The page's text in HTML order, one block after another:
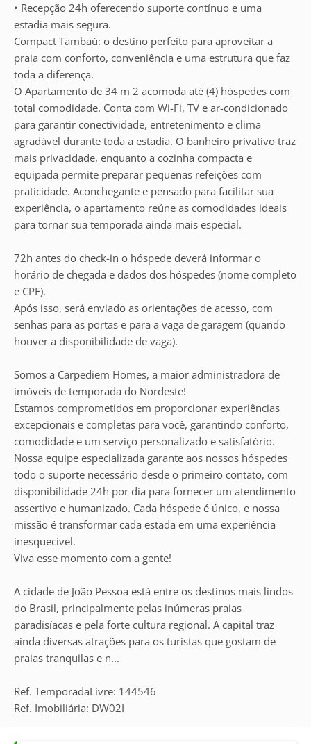
• Recepção 24h oferecendo suporte contínuo e uma
estadia mais segura.
Compact Tambaú: o destino perfeito para aproveitar a
praia com conforto, conveniência e uma estrutura que faz
toda a diferença.
O Apartamento de 34 m 2 acomoda até (4) hóspedes com
total comodidade. Conta com Wi-Fi, TV e ar-condicionado
para garantir conectividade, entretenimento e clima
agradável durante toda a estadia. O banheiro privativo traz
mais privacidade, enquanto a cozinha compacta e
equipada permite preparar pequenas refeições com
praticidade. Aconchegante e pensado para facilitar sua
experiência, o apartamento reúne as comodidades ideais
para tornar sua temporada ainda mais especial.
72h antes do check-in o hóspede deverá informar o
horário de chegada e dados dos hóspedes (nome completo
e CPF).
Após isso, será enviado as orientações de acesso, com
senhas para as portas e para a vaga de garagem (quando
houver a disponibilidade de vaga).
Somos a Carpediem Homes, a maior administradora de
imóveis de temporada do Nordeste!
Estamos comprometidos em proporcionar experiências
excepcionais e completas para você, garantindo conforto,
comodidade e um serviço personalizado e satisfatório.
Nossa equipe especializada garante aos nossos hóspedes
todo o suporte necessário desde o primeiro contato, com
disponibilidade 24h por dia para fornecer um atendimento
assertivo e humanizado. Cada hóspede é único, e nossa
missão é transformar cada estada em uma experiência
inesquecível.
Viva esse momento com a gente!
A cidade de João Pessoa está entre os destinos mais lindos
do Brasil, principalmente pelas inúmeras praias
paradisíacas e pela forte cultura regional. A capital traz
ainda diversas atrações para os turistas que gostam de
praias tranquilas e n...
Ref. TemporadaLivre: 144546
Ref. Imobiliária: DW02I